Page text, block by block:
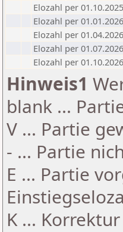
Elozahl per 01.10.2025
Elozahl per 01.01.2026
Elozahl per 01.04.2026
Elozahl per 01.07.2026
Elozahl per 01.10.2026
Hinweis1
blank ...
V ... Partie
- ... Partie
E ... Partie
K ...